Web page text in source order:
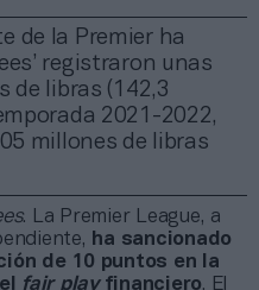
de la Premier ha
registraron unas
de libras (142,3
2021-2022,
millones de libras
. La Premier League, a
ha sancionado
de 10 puntos en la
fair playfinanciero. El